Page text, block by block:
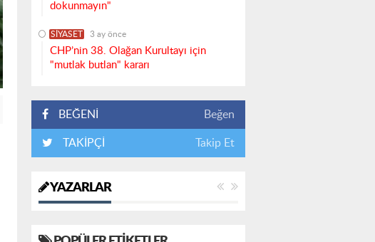
dokunmayın"
SİYASET 3 ay önce
CHP’nin 38. Olağan Kurultayı için
"mutlak butlan" kararı
BEĞENİ Beğen
TAKİPÇİ Takip Et
YAZARLAR